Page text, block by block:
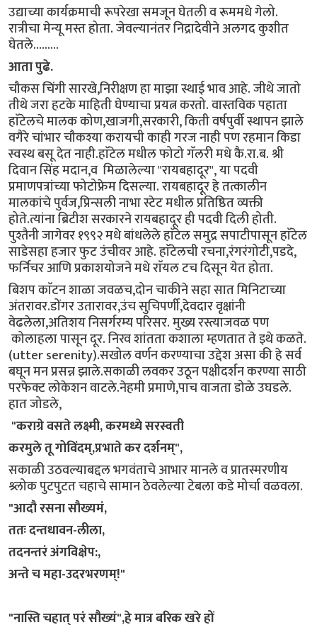
उद्याच्या कार्यक्रमाची रूपरेखा समजून घेतली व रूममधे गेलो.
रात्रीचा मेन्यू मस्त होता. जेवल्यानंतर निद्रादेवीने अलगद कुशीत
घेतले.........
आता पुढे.
चौकस चिंगी सारखे,निरीक्षण हा माझा स्थाई भाव आहे. जीथे जातो
तीथे जरा हटके माहिती घेण्याचा प्रयत्न करतो. वास्तविक पहाता
हाॅटेलचे मालक कोण,खाजगी,सरकारी, किती वर्षपुर्वी स्थापन झाले
वगैरे चांभार चौकश्या करायची काही गरज नाही पण रहमान किडा
स्वस्थ बसू देत नाही.हाॅटेल मधील फोटो गॅलरी मधे कै.रा.ब. श्री
दिवान सिंह मदान,व मिळालेल्या "रायबहादूर", या पदवी
प्रमाणपत्रांच्या फोटोफ्रेम दिसल्या. रायबहादूर हे तत्कालीन
मालकांचे पुर्वज,प्रिन्सली नाभा स्टेट मधील प्रतिष्ठित व्यक्ती
होते.त्यांना ब्रिटीश सरकारने रायबहादूर ही पदवी दिली होती.
पुश्तैनी जागेवर १९९२ मधे बांधलेले हाॅटेल समुद्र सपाटीपासून हाॅटेल
साडेसहा हजार फुट उंचीवर आहे. हाॅटेलची रचना,रंगरंगोटी,पडदे,
फर्निचर आणि प्रकाशयोजने मधे राॅयल टच दिसून येत होता.
बिशप काॅटन शाळा जवळच,दोन चाकीने सहा सात मिनिटाच्या
अंतरावर.डोंगर उतारावर,उंच सुचिपर्णी,देवदार वृक्षांनी
वेढलेला,अतिशय निसर्गरम्य परिसर. मुख्य रस्त्याजवळ पण
कोलाहला पासून दूर. निरव शांतता कशाला म्हणतात ते इथे कळते.
(utter serenity).सखोल वर्णन करण्याचा उद्देश असा की हे सर्व
बघून मन प्रसन्न झाले.सकाळी लवकर उठून पक्षीदर्शन करण्या साठी
परफेक्ट लोकेशन वाटले.नेहमी प्रमाणे,पाच वाजता डोळे उघडले.
हात जोडले,
"कराग्रे वसते लक्ष्मी, करमध्ये सरस्वती
करमुले तू गोविंदम्,प्रभाते कर दर्शनम्",
सकाळी उठवल्याबद्दल भगवंताचे आभार मानले व प्रातस्मरणीय
श्र्लोक पुटपुटत चहाचे सामान ठेवलेल्या टेबला कडे मोर्चा वळवला.
​"आदौ रसना सौख्यमं,
ततः दन्तधावन-लीला,
तदनन्तरं अंगविक्षेप:,
अन्ते च महा-उदरभरणम्!"
​"नास्ति चहात् परं सौख्यं",हे मात्र बरिक खरे हों